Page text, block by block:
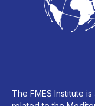
The FMES Institute